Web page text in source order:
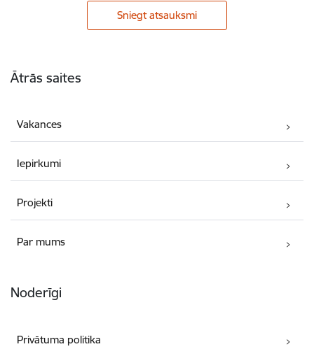
Sniegt atsauksmi
Ātrās saites
Vakances
Iepirkumi
Projekti
Par mums
Noderīgi
Privātuma politika